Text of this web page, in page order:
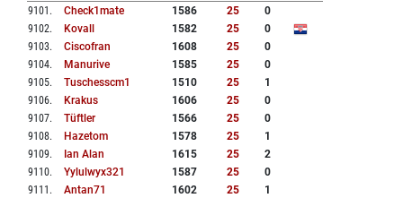
9101 . Check1mate 1586 25
0
9102. Kovall 1582 25
0
9103. Ciscofran 1608 25
0
9104. Manurive 1585 25
0
9105. Tuschesscm1 1510 25
1
9106. Krakus 1606 25
0
9107. Tüftler 1566 25
0
9108. Hazetom 1578 25
1
9109. Ian Alan 1615 25
2
9110. Yylulwyx321 1587 25
0
9111 . Antan71 1602 25
1